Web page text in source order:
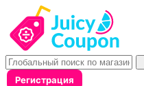
Регистрация